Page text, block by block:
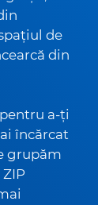
de
din
a-ți
încărcat
grupăm